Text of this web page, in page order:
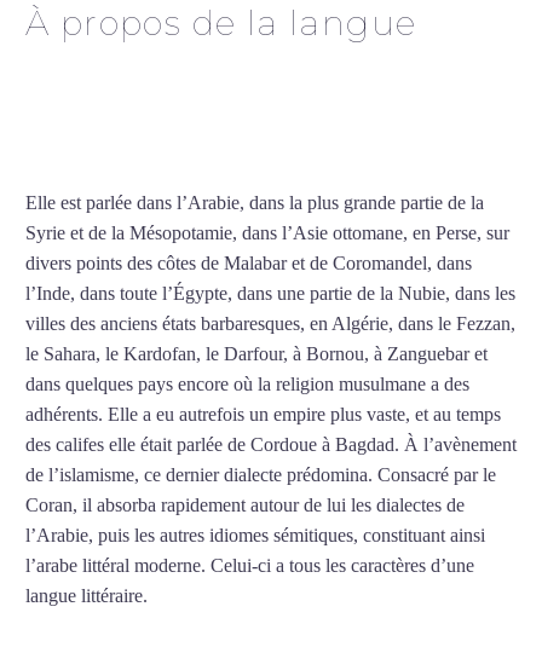
À propos de la langue
Elle est parlée dans l’Arabie, dans la plus grande partie de la
Syrie et de la Mésopotamie, dans l’Asie ottomane, en Perse, sur
divers points des côtes de Malabar et de Coromandel, dans
l’Inde, dans toute l’Égypte, dans une partie de la Nubie, dans les
villes des anciens états barbaresques, en Algérie, dans le Fezzan,
le Sahara, le Kardofan, le Darfour, à Bornou, à Zanguebar et
dans quelques pays encore où la religion musulmane a des
adhérents. Elle a eu autrefois un empire plus vaste, et au temps
des califes elle était parlée de Cordoue à Bagdad. À l’avènement
de l’islamisme, ce dernier dialecte prédomina. Consacré par le
Coran, il absorba rapidement autour de lui les dialectes de
l’Arabie, puis les autres idiomes sémitiques, constituant ainsi
l’arabe littéral moderne. Celui-ci a tous les caractères d’une
langue littéraire.